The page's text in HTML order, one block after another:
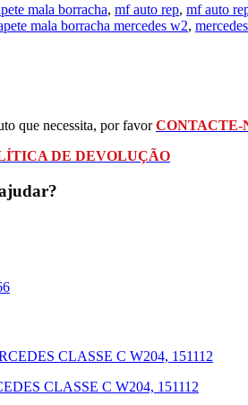
mala borracha, mf auto rep, mf auto
mala borracha mercedes w2,
que necessita, por favorCONTACTE-
DE DEVOLUÇÃO
CLASSE C W204, 151112